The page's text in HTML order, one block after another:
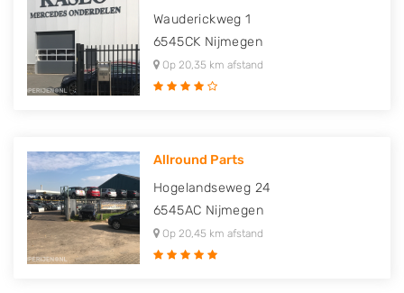
Wauderickweg 1
6545CK Nijmegen
Op 20,35 km afstand
Allround Parts
Hogelandseweg 24
6545AC Nijmegen
Op 20,45 km afstand